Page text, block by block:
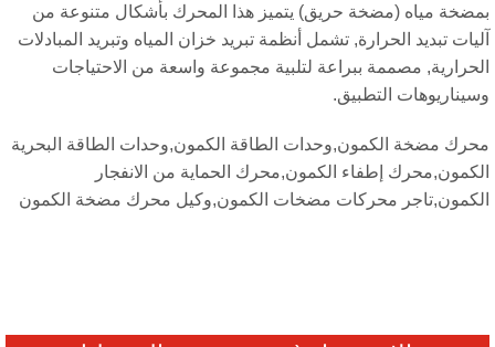
مياه (مضخة حريق) يتميز هذا المحرك بأشكال متنوعة من
تبديد الحرارة, تشمل أنظمة تبريد خزان المياه وتبريد المبادلات
مصممة ببراعة لتلبية مجموعة واسعة من الاحتياجات
التطبيق.
مضخة الكمون,وحدات الطاقة الكمون,وحدات الطاقة البحرية
إطفاء الكمون,محرك الحماية من الانفجار
محركات مضخات الكمون,وكيل محرك مضخة الكمون